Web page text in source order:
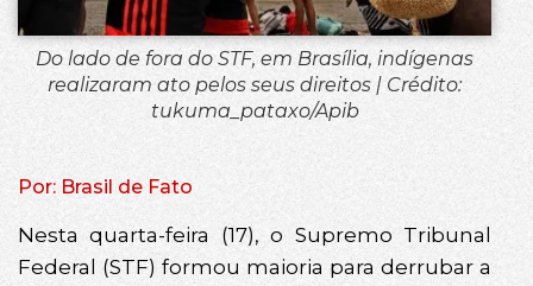
Do lado de fora do STF, em Brasília, indígenas
realizaram ato pelos seus direitos | Crédito:
tukuma_pataxo/Apib
Por: Brasil de Fato
Nesta quarta-feira (17), o Supremo Tribunal
Federal (STF) formou maioria para derrubar a